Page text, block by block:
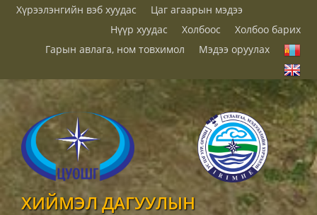
Хүрээлэнгийн вэб хуудас
Цаг агаарын мэдээ
Нүүр хуудас
Холбоос
Холбоо барих
Гарын авлага, ном товхимол
Мэдээ оруулах
ХИЙМЭЛ ДАГУУЛЫН